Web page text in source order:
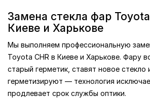
Замена стекла фар
Киеве и Харькове
Мы выполняем профессиональную
Toyota CHR в Киеве и Харькове. Фару
старый герметик, ставят новое стекло
герметизируют — технология
продлевает срок службы оптики.